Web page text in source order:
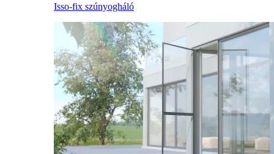
Isso-fix szúnyogháló